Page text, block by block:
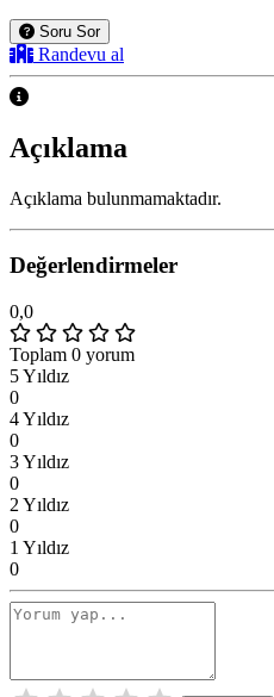
Soru Sor
Randevu al
Açıklama
Açıklama bulunmamaktadır.
Değerlendirmeler
0,0
Toplam 0 yorum
5 Yıldız
0
4 Yıldız
0
3 Yıldız
0
2 Yıldız
0
1 Yıldız
0